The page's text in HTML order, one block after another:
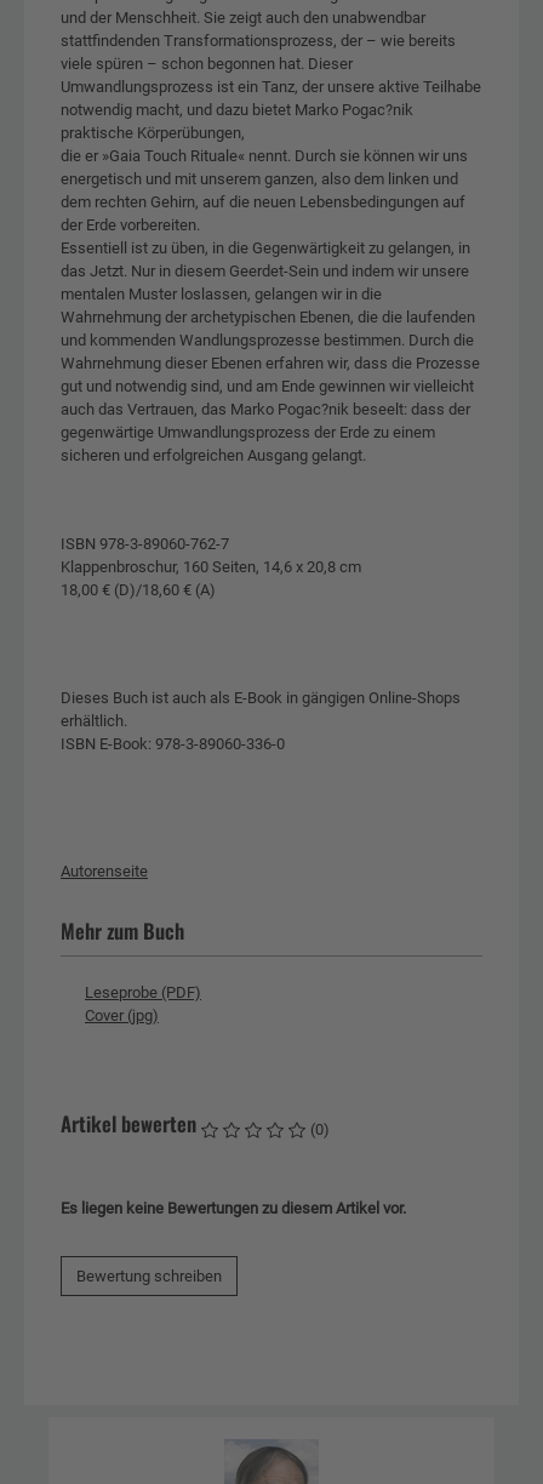
und der Menschheit. Sie zeigt auch den unabwendbar
stattfindenden Transformationsprozess, der – wie bereits
viele spüren – schon begonnen hat. Dieser
Umwandlungsprozess ist ein Tanz, der unsere aktive Teilhabe
notwendig macht, und dazu bietet Marko Pogac?nik
praktische Körperübungen,
die er »Gaia Touch Rituale« nennt. Durch sie können wir uns
energetisch und mit unserem ganzen, also dem linken und
dem rechten Gehirn, auf die neuen Lebensbedingungen auf
der Erde vorbereiten.
Essentiell ist zu üben, in die Gegenwärtigkeit zu gelangen, in
das Jetzt. Nur in diesem Geerdet-Sein und indem wir unsere
mentalen Muster loslassen, gelangen wir in die
Wahrnehmung der archetypischen Ebenen, die die laufenden
und kommenden Wandlungsprozesse bestimmen. Durch die
Wahrnehmung dieser Ebenen erfahren wir, dass die Prozesse
gut und notwendig sind, und am Ende gewinnen wir vielleicht
auch das Vertrauen, das Marko Pogac?nik beseelt: dass der
gegenwärtige Umwandlungsprozess der Erde zu einem
sicheren und erfolgreichen Ausgang gelangt.
ISBN 978-3-89060-762-7
Klappenbroschur, 160 Seiten, 14,6 x 20,8 cm
18,00 € (D)/18,60 € (A)
Dieses Buch ist auch als E-Book in gängigen Online-Shops
erhältlich.
ISBN E-Book: 978-3-89060-336-0
Autorenseite
Mehr zum Buch
Leseprobe (PDF)
Cover (jpg)
Artikel bewerten (0)
Es liegen keine Bewertungen zu diesem Artikel vor.
Bewertung schreiben